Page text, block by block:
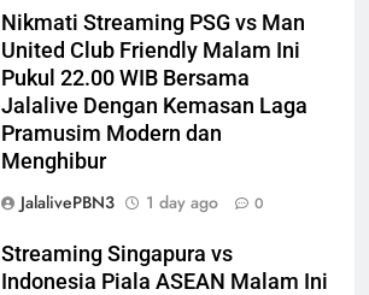
Nikmati Streaming PSG vs Man
United Club Friendly Malam Ini
Pukul 22.00 WIB Bersama
Jalalive Dengan Kemasan Laga
Pramusim Modern dan
Menghibur
JalalivePBN3
1 day ago 0
Streaming Singapura vs
Indonesia Piala ASEAN Malam Ini